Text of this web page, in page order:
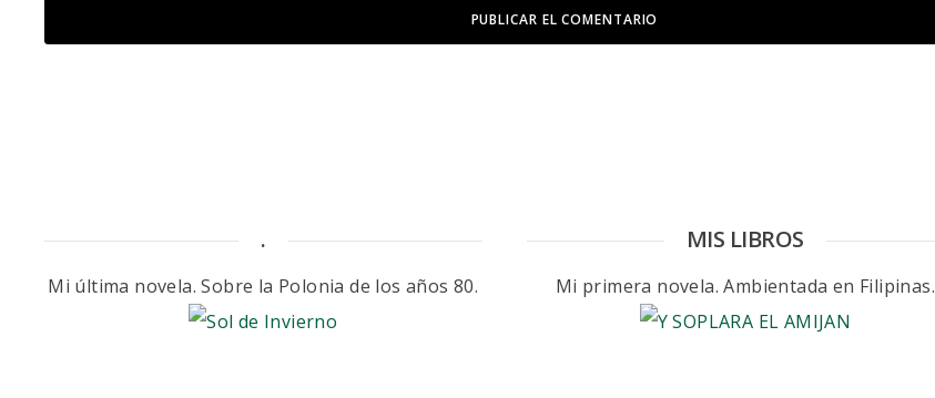
.
Mi última novela. Sobre la Polonia de los años 80.
MIS LIBROS
Mi primera novela. Ambientada en Filipinas.